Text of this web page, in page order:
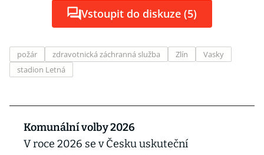
Vstoupit do diskuze (5)
požár zdravotnická záchranná služba Zlín
Vasky
stadion Letná
Komunální volby 2026
V roce 2026 se v Česku uskuteční